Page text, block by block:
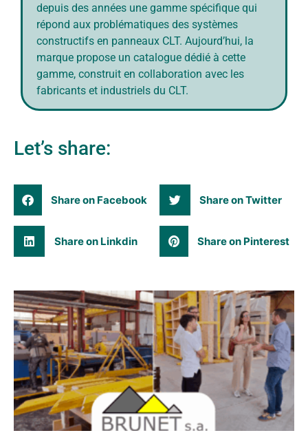
depuis des années une gamme spécifique qui
répond aux problématiques des systèmes
constructifs en panneaux CLT. Aujourd’hui, la
marque propose un catalogue dédié à cette
gamme, construit en collaboration avec les
fabricants et industriels du CLT.
Let’s share:
Share on Facebook Share on Twitter
Share on Linkdin Share on Pinterest